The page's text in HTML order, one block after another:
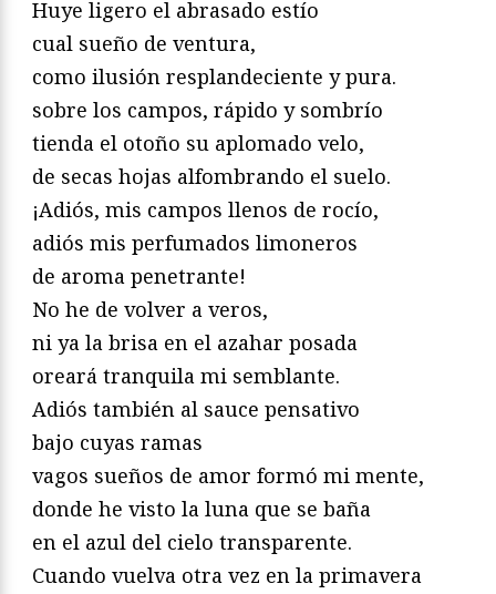
Huye ligero el abrasado estío
cual sueño de ventura,
como ilusión resplandeciente y pura.
sobre los campos, rápido y sombrío
tienda el otoño su aplomado velo,
de secas hojas alfombrando el suelo.
¡Adiós, mis campos llenos de rocío,
adiós mis perfumados limoneros
de aroma penetrante!
No he de volver a veros,
ni ya la brisa en el azahar posada
oreará tranquila mi semblante.
Adiós también al sauce pensativo
bajo cuyas ramas
vagos sueños de amor formó mi mente,
donde he visto la luna que se baña
en el azul del cielo transparente.
Cuando vuelva otra vez en la primavera